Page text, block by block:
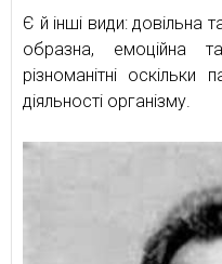
Є й інші види: довільна
образна, емоційна
різноманітні
діяльності організму.